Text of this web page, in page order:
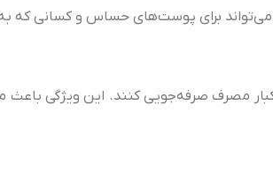
برای پوست‌های حساس و کسانی که
مصرف صرفه‌جویی کنند. این ویژگی